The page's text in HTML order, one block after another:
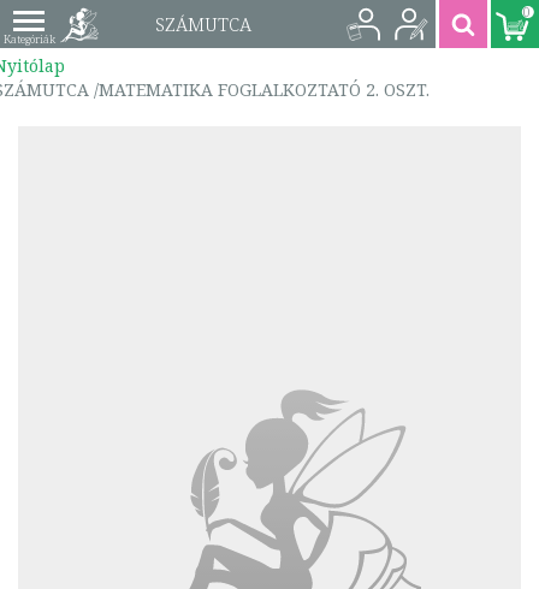
SZÁMUTCA
0
/MATEMATIKA FOGLALKOZTATÓ 2. OSZT.